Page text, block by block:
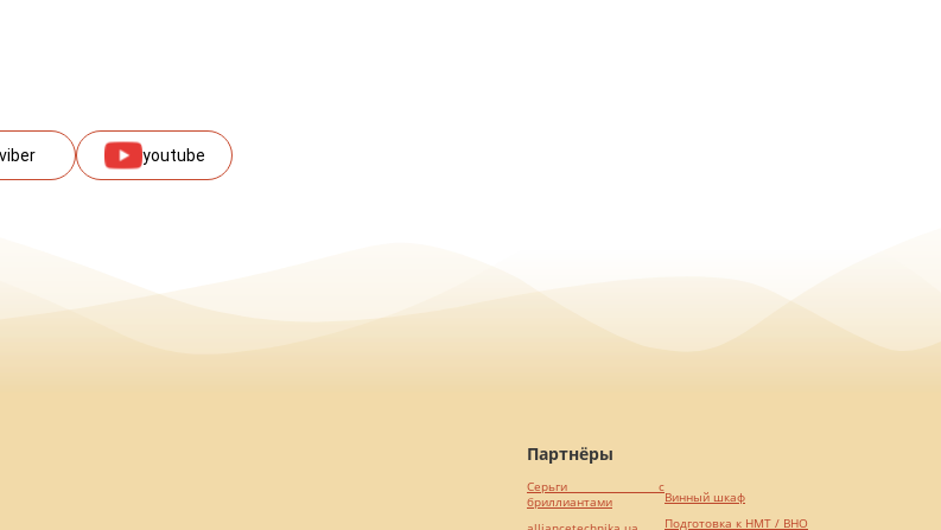
viber youtube
Партнёры
Серьги с
бриллиантами
Винный шкаф
Подготовка к НМТ / ВНО